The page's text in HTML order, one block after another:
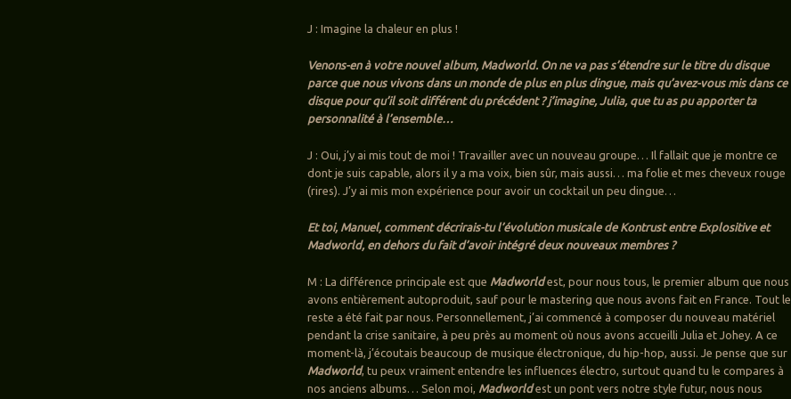
J : Imagine la chaleur en plus !
Venons-en à votre nouvel album, Madworld. On ne va pas s’étendre sur le titre du disque
parce que nous vivons dans un monde de plus en plus dingue, mais qu’avez-vous mis dans ce
disque pour qu’il soit différent du précédent ? j’imagine, Julia, que tu as pu apporter ta
personnalité à l’ensemble…
J : Oui, j’y ai mis tout de moi ! Travailler avec un nouveau groupe… Il fallait que je montre ce
dont je suis capable, alors il y a ma voix, bien sûr, mais aussi… ma folie et mes cheveux rouge
(rires). J’y ai mis mon expérience pour avoir un cocktail un peu dingue…
Et toi, Manuel, comment décrirais-tu l’évolution musicale de Kontrust entre Explositive et
Madworld, en dehors du fait d’avoir intégré deux nouveaux membres ?
M : La différence principale est que Madworldest, pour nous tous, le premier album que nous
avons entièrement autoproduit, sauf pour le mastering que nous avons fait en France. Tout le
reste a été fait par nous. Personnellement, j’ai commencé à composer du nouveau matériel
pendant la crise sanitaire, à peu près au moment où nous avons accueilli Julia et Johey. A ce
moment-là, j’écoutais beaucoup de musique électronique, du hip-hop, aussi. Je pense que sur
Madworld, tu peux vraiment entendre les influences électro, surtout quand tu le compares à
nos anciens albums… Selon moi, Madworldest un pont vers notre style futur, nous nous